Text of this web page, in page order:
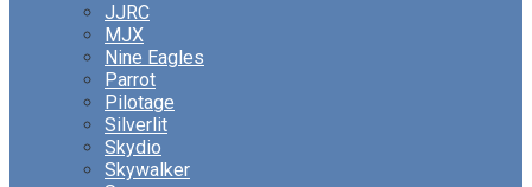
JJRC
MJX
Nine Eagles
Parrot
Pilotage
Silverlit
Skydio
Skywalker